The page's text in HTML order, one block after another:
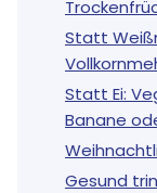
Statt
Statt Ei:
Banane
Gesund